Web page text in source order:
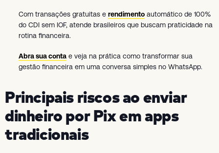
Com transações gratuitas e rendimento automático de 100%
do CDI sem IOF, atende brasileiros que buscam praticidade na
rotina financeira.
Abra sua conta e veja na prática como transformar sua
gestão financeira em uma conversa simples no WhatsApp.
Principais riscos ao enviar
dinheiro por Pix em apps
tradicionais